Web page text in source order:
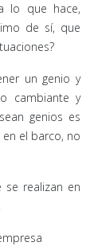
lo que hace,
de sí, que
un genio y
cambiante y
genios es
el barco, no
se realizan en